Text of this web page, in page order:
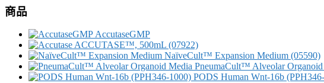
商品
AccutaseGMP
ACCUTASE™, 500mL (07922)
NaïveCult™ Expansion Medium (05590)
PneumaCult™ Alveolar
PODS Human Wnt-16b